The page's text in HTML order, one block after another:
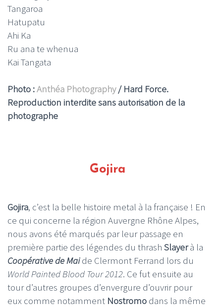
Tangaroa
Hatupatu
Ahi Ka
Ru ana te whenua
Kai Tangata
Photo :Anthéa Photography/ Hard Force.
Reproduction interdite sans autorisation de la
photographe
Gojira
Gojira, c’est la belle histoire metal à la française ! En
ce qui concerne la région Auvergne Rhône Alpes,
nous avons été marqués par leur passage en
première partie des légendes du thrash Slayerà la
Coopérative de Maide Clermont Ferrand lors du
World Painted Blood Tour 2012. Ce fut ensuite au
tour d’autres groupes d’envergure d’ouvrir pour
eux comme notamment Nostromo dans la même